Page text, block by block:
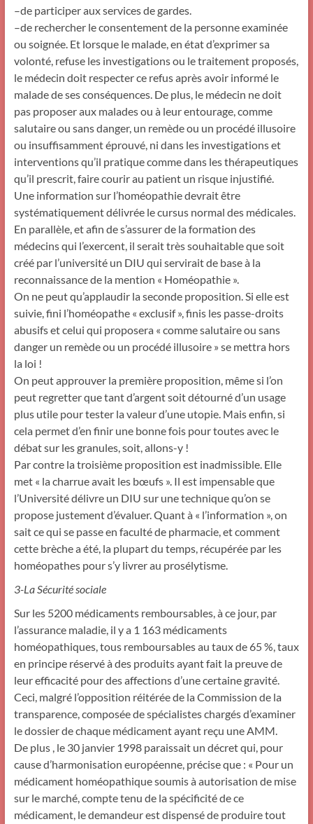
–de participer aux services de gardes.
–de rechercher le consentement de la personne examinée
ou soignée. Et lorsque le malade, en état d’exprimer sa
volonté, refuse les investigations ou le traitement proposés,
le médecin doit respecter ce refus après avoir informé le
malade de ses conséquences. De plus, le médecin ne doit
pas proposer aux malades ou à leur entourage, comme
salutaire ou sans danger, un remède ou un procédé illusoire
ou insuffisamment éprouvé, ni dans les investigations et
interventions qu’il pratique comme dans les thérapeutiques
qu’il prescrit, faire courir au patient un risque injustifié.
Une information sur l’homéopathie devrait être
systématiquement délivrée le cursus normal des médicales.
En parallèle, et afin de s’assurer de la formation des
médecins qui l’exercent, il serait très souhaitable que soit
créé par l’université un DIU qui servirait de base à la
reconnaissance de la mention « Homéopathie ».
On ne peut qu’applaudir la seconde proposition. Si elle est
suivie, fini l’homéopathe « exclusif », finis les passe-droits
abusifs et celui qui proposera « comme salutaire ou sans
danger un remède ou un procédé illusoire » se mettra hors
la loi !
On peut approuver la première proposition, même si l’on
peut regretter que tant d’argent soit détourné d’un usage
plus utile pour tester la valeur d’une utopie. Mais enfin, si
cela permet d’en finir une bonne fois pour toutes avec le
débat sur les granules, soit, allons-y !
Par contre la troisième proposition est inadmissible. Elle
met « la charrue avait les bœufs ». Il est impensable que
l’Université délivre un DIU sur une technique qu’on se
propose justement d’évaluer. Quant à « l’information », on
sait ce qui se passe en faculté de pharmacie, et comment
cette brèche a été, la plupart du temps, récupérée par les
homéopathes pour s’y livrer au prosélytisme.
3-La Sécurité sociale
Sur les 5200 médicaments remboursables, à ce jour, par
l’assurance maladie, il y a 1 163 médicaments
homéopathiques, tous remboursables au taux de 65 %, taux
en principe réservé à des produits ayant fait la preuve de
leur efficacité pour des affections d’une certaine gravité.
Ceci, malgré l’opposition réitérée de la Commission de la
transparence, composée de spécialistes chargés d’examiner
le dossier de chaque médicament ayant reçu une AMM.
De plus , le 30 janvier 1998 paraissait un décret qui, pour
cause d’harmonisation européenne, précise que : « Pour un
médicament homéopathique soumis à autorisation de mise
sur le marché, compte tenu de la spécificité de ce
médicament, le demandeur est dispensé de produire tout